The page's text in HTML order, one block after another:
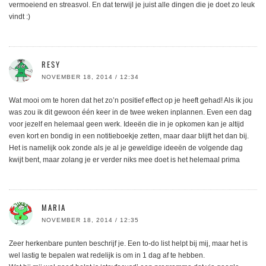
vermoeiend en streasvol. En dat terwijl je juist alle dingen die je doet zo leuk
vindt :)
RESY
NOVEMBER 18, 2014 / 12:34
Wat mooi om te horen dat het zo’n positief effect op je heeft gehad! Als ik jou
was zou ik dit gewoon één keer in de twee weken inplannen. Even een dag
voor jezelf en helemaal geen werk. Ideeën die in je opkomen kan je altijd
even kort en bondig in een notitieboekje zetten, maar daar blijft het dan bij.
Het is namelijk ook zonde als je al je geweldige ideeën de volgende dag
kwijt bent, maar zolang je er verder niks mee doet is het helemaal prima
MARIA
NOVEMBER 18, 2014 / 12:35
Zeer herkenbare punten beschrijf je. Een to-do list helpt bij mij, maar het is
wel lastig te bepalen wat redelijk is om in 1 dag af te hebben.